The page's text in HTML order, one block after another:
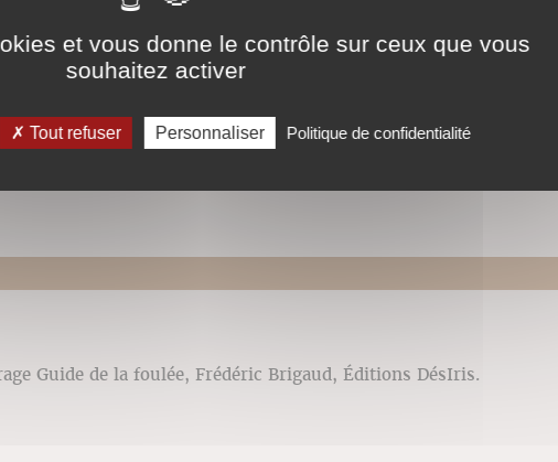
Guide de la foulée, Frédéric Brigaud, Éditions DésIris.
et vous donne le contrôle sur ceux que vous
souhaitez activer
Tout refuser Personnaliser Politique de confidentialité